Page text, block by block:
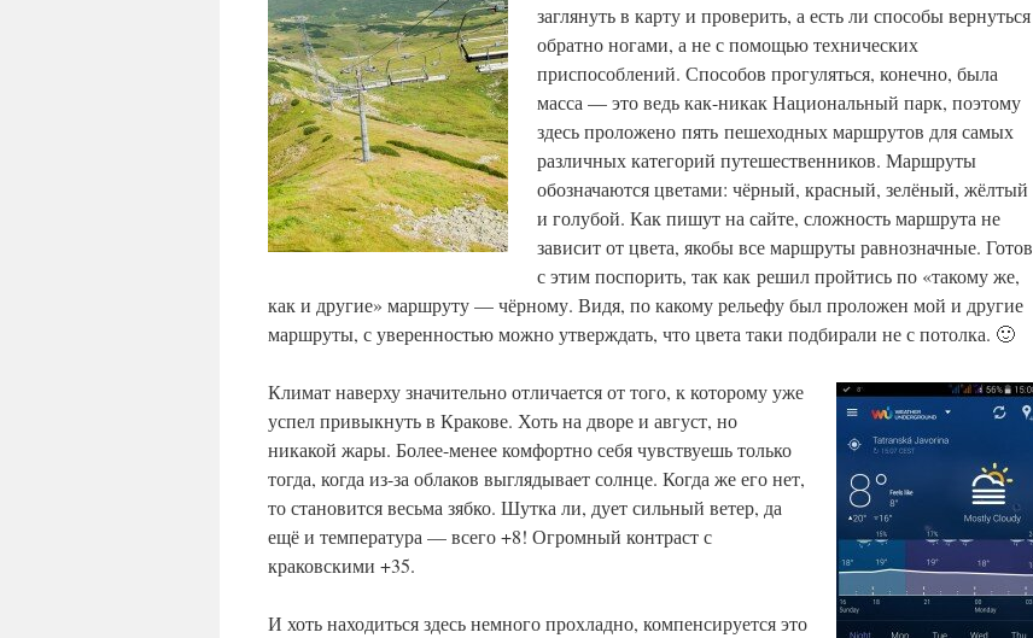
заглянуть в карту и проверить, а есть ли способы вернуться
обратно ногами, а не с помощью технических
приспособлений. Способов прогуляться, конечно, была
масса — это ведь как-никак Национальный парк, поэтому
здесь проложено пять пешеходных маршрутов для самых
различных категорий путешественников. Маршруты
обозначаются цветами: чёрный, красный, зелёный, жёлтый
и голубой. Как пишут на сайте, сложность маршрута не
зависит от цвета, якобы все маршруты равнозначные. Готов
с этим поспорить, так как решил пройтись по «такому же,
как и другие» маршруту — чёрному. Видя, по какому рельефу был проложен мой и другие
маршруты, с уверенностью можно утверждать, что цвета таки подбирали не с потолка. 🙂
Климат наверху значительно отличается от того, к которому уже
успел привыкнуть в Кракове. Хоть на дворе и август, но
никакой жары. Более-менее комфортно себя чувствуешь только
тогда, когда из-за облаков выглядывает солнце. Когда же его нет,
то становится весьма зябко. Шутка ли, дует сильный ветер, да
ещё и температура — всего +8! Огромный контраст с
краковскими +35.
И хоть находиться здесь немного прохладно, компенсируется это